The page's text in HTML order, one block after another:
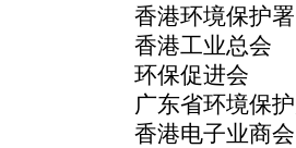
香港环境保护署
香港工业总会
环保促进会
广东省环境保
香港电子业商会